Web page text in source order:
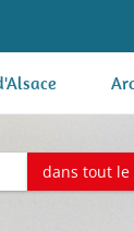
dans tout le